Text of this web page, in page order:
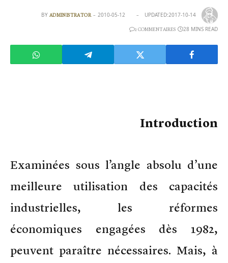
BY ADMINISTRATOR 2010-05-12 UPDATED:2017-10-14
2 COMMENTAIRES 28 MINS READ
Introduction
Examinées sous l’angle absolu d’une
meilleure utilisation des capacités
industrielles, les réformes
économiques engagées dès 1982,
peuvent paraître nécessaires. Mais, à